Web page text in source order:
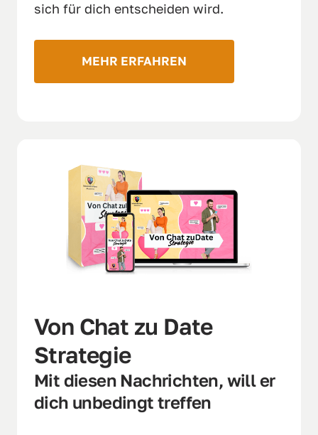
sich für dich entscheiden wird.
MEHR ERFAHREN
Von Chat zu Date
Strategie
Mit diesen Nachrichten, will er
dich unbedingt treffen